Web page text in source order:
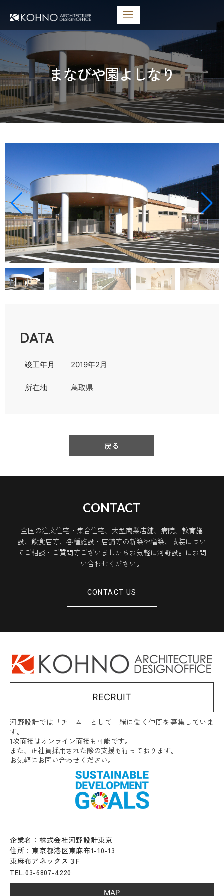
まなびや園よしなり
DATA
竣工年月 2019年2月
所在地 鳥取県
戻る
CONTACT
全国の注文住宅・集合住宅、大型商業店舗、病院、教育施
設、飲食店等、各種施設・店舗等の新築や増築、改装につい
てご相談・ご質問等ございましたらお気軽に河野設計にお問
い合わせください。
CONTACT US
RECRUIT
河野設計では「チーム」として一緒に働く仲間を募集していま
す。
1次面接はオンライン面接も可能です。
また、正社員採用された際の支援も行っております。
お気軽にお問い合わせください。
企業名：株式会社河野設計東京
住所：東京都港区東麻布1-10-13
東麻布アネックス３F
TEL.03-6807-4220
MAP